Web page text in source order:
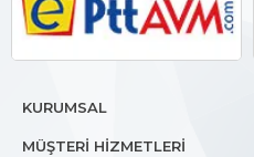
KURUMSAL
MÜŞTERİ HİZMETLERİ